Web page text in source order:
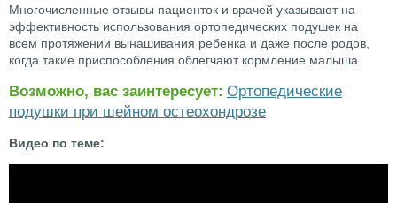
Многочисленные отзывы пациенток и врачей указывают на
эффективность использования ортопедических подушек на
всем протяжении вынашивания ребенка и даже после родов,
когда такие приспособления облегчают кормление малыша.
Возможно, вас заинтересует: Ортопедические
подушки при шейном остеохондрозе
Видео по теме: